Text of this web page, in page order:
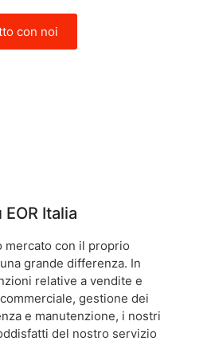
con noi
Italia
mercato con il proprio
grande differenza. In
relative a vendite e
gestione dei
e manutenzione, i nostri
del nostro servizio